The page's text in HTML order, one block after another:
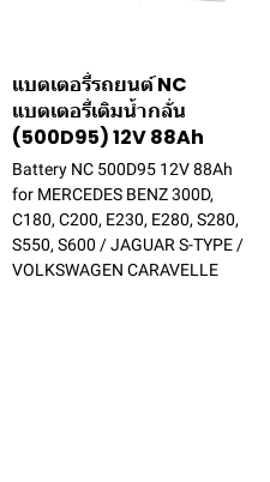
แบตเตอรี่รถยนต์ NC
แบตเตอรี่เติมน้ำกลั่น
(500D95) 12V 88Ah
Battery NC 500D95 12V 88Ah
for MERCEDES BENZ 300D,
C180, C200, E230, E280, S280,
S550, S600 / JAGUAR S-TYPE /
VOLKSWAGEN CARAVELLE